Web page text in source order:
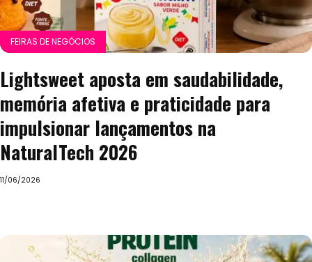
FEIRAS DE NEGÓCIOS
Lightsweet aposta em saudabilidade,
memória afetiva e praticidade para
impulsionar lançamentos na
NaturalTech 2026
11/06/2026